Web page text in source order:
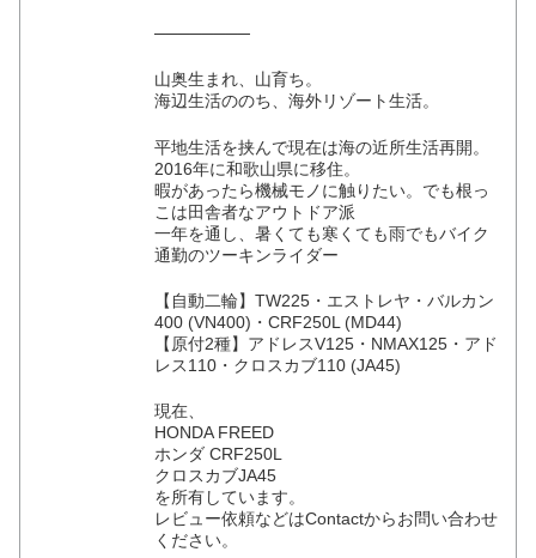
────────
山奥生まれ、山育ち。
海辺生活ののち、海外リゾート生活。
平地生活を挟んで現在は海の近所生活再開。
2016年に和歌山県に移住。
暇があったら機械モノに触りたい。でも根っ
こは田舎者なアウトドア派
一年を通し、暑くても寒くても雨でもバイク
通勤のツーキンライダー
【自動二輪】TW225・エストレヤ・バルカン
400 (VN400)・CRF250L (MD44)
【原付2種】アドレスV125・NMAX125・アド
レス110・クロスカブ110 (JA45)
現在、
HONDA FREED
ホンダ CRF250L
クロスカブJA45
を所有しています。
レビュー依頼などはContactからお問い合わせ
ください。